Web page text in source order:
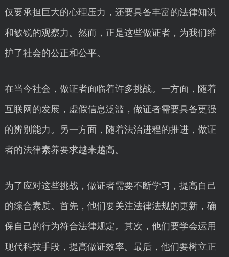
仅要承担巨大的心理压力，还要具备丰富的法律知识
和敏锐的观察力。然而，正是这些做证者，为我们维
护了社会的公正和公平。
在当今社会，做证者面临着许多挑战。一方面，随着
互联网的发展，虚假信息泛滥，做证者需要具备更强
的辨别能力。另一方面，随着法治进程的推进，做证
者的法律素养要求越来越高。
为了应对这些挑战，做证者需要不断学习，提高自己
的综合素质。首先，他们要关注法律法规的更新，确
保自己的行为符合法律规定。其次，他们要学会运用
现代科技手段，提高做证效率。最后，他们要树立正